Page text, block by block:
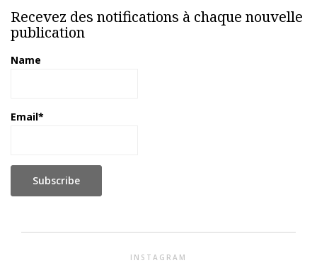
Recevez des notifications à chaque nouvelle
publication
Name
Email*
INSTAGRAM